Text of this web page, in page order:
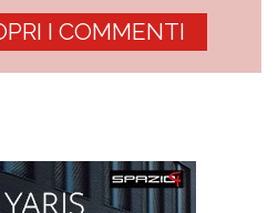
I COMMENTI